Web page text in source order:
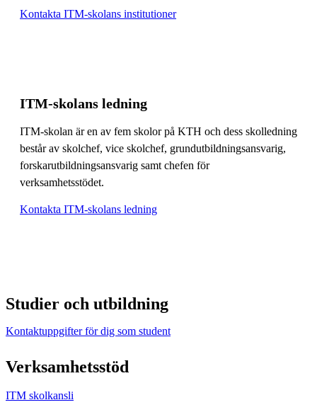
Kontakta ITM-skolans institutioner
ITM-skolans ledning
ITM-skolan är en av fem skolor på KTH och dess skolledning
består av skolchef, vice skolchef, grundutbildningsansvarig,
forskarutbildningsansvarig samt chefen för
verksamhetsstödet.
Kontakta ITM-skolans ledning
Studier och utbildning
Kontaktuppgifter för dig som student
Verksamhetsstöd
ITM skolkansli